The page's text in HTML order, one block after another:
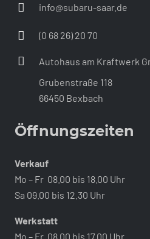
info@subaru-saar.de
(0 68 26) 20 70
Autohaus am Kraftwerk
Grubenstraße 118
66450 Bexbach
Öffnungszeiten
Verkauf
Mo – Fr 08.00 bis 18.00 Uhr
Sa 09.00 bis 12.30 Uhr
Werkstatt
Mo – Fr 08.00 bis 17.00 Uhr